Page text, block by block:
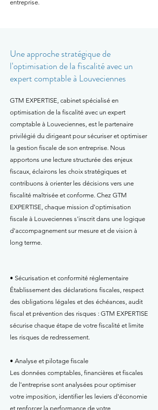
entreprise.
Une approche stratégique de
l'optimisation de la fiscalité avec un
expert comptable à Louveciennes
GTM EXPERTISE, cabinet spécialisé en
optimisation de la fiscalité avec un expert
comptable à Louveciennes, est le partenaire
privilégié du dirigeant pour sécuriser et optimiser
la gestion fiscale de son entreprise. Nous
apportons une lecture structurée des enjeux
fiscaux, éclairons les choix stratégiques et
contribuons à orienter les décisions vers une
fiscalité maîtrisée et conforme. Chez GTM
EXPERTISE, chaque mission d'optimisation
fiscale à Louveciennes s'inscrit dans une logique
d'accompagnement sur mesure et de vision à
long terme.
• Sécurisation et conformité réglementaire
Établissement des déclarations fiscales, respect
des obligations légales et des échéances, audit
fiscal et prévention des risques : GTM EXPERTISE
sécurise chaque étape de votre fiscalité et limite
les risques de redressement.
• Analyse et pilotage fiscale
Les données comptables, financières et fiscales
de l'entreprise sont analysées pour optimiser
votre imposition, identifier les leviers d'économie
et renforcer la performance de votre